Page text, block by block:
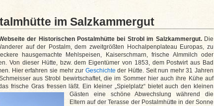
im Salzkammergut
der Historischen Postalmhütte bei Strobl im Salzkammergut. Die
auf der Postalm, dem zweitgrößten Hochalpenplateau Europas, zu
hausgemachte Mehlspeisen, Kaiserschmarn, frische Almmilch oder
Von dieser Hütte, bzw. dem Eigentümer von 1853, dem Postwirt aus Bad
Hier erfahren sie mehr zur Geschichteder Hütte. Seit nun mehr 31 Jahren
aus Strobl bewirtschaftet, die im Sommer hier auch ihre Kühe auf
frische Gras fressen läßt. Ein kleiner „Spielplatz“ bietet auch den kleinen
Gästen eine schöne Abwechslung während die
Eltern auf der Terasse der Postalmhütte in der Sonne